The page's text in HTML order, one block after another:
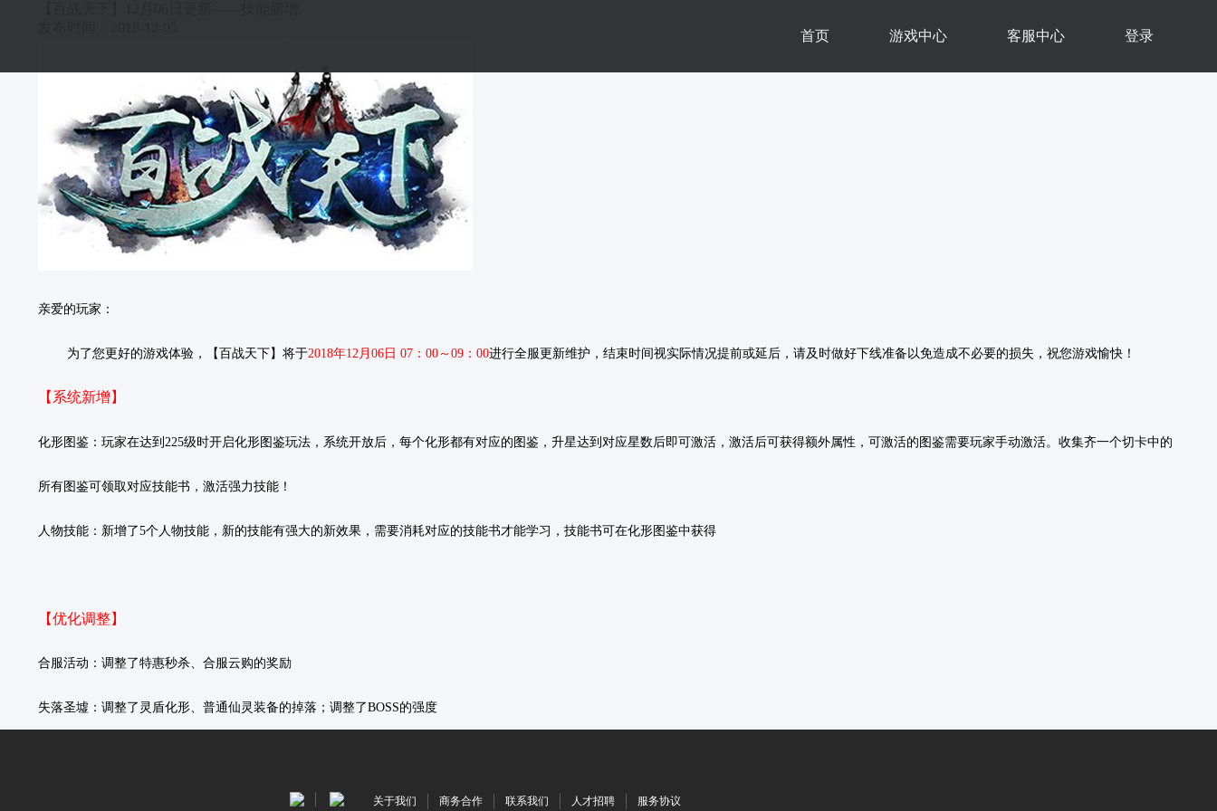
首页 游戏中心 客服中心 登录
亲爱的玩家：
为了您更好的游戏体验，【百战天下】将于2018年12月06日 07：00～09：00进行全服更新维护，结束时间视实际情况提前或延后，请及时做好下线准备以免造成不必要的损失，祝您游戏愉快！
【系统新增】
化形图鉴： 玩家在达到225级时开启化形图鉴玩法，系统开放后，每个化形都有对应的图鉴，升星达到对应星数后即可激活，激活后可获得额外属性，可激活的图鉴需要玩家手动激活。收集齐一个切卡中的
所有图鉴可领取对应技能书，激活强力技能！
人物技能： 新增了5个人物技能，新的技能有强大的新效果，需要消耗对应的技能书才能学习，技能书可在化形图鉴中获得
【优化调整】
合服活动： 调整了特惠秒杀、合服云购的奖励
失落圣墟： 调整了灵盾化形、普通仙灵装备的掉落；调整了BOSS的强度
关于我们 商务合作 联系我们 人才招聘 服务协议